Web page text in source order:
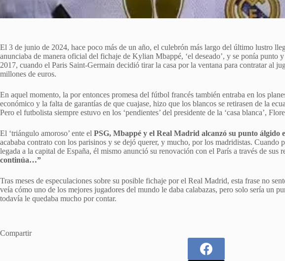
El 3 de junio de 2024, hace poco más de un año, el culebrón más largo del último lustro
anunciaba de manera oficial del fichaje de Kylian Mbappé, ‘el deseado’, y se ponía punto
2017, cuando el Paris Saint-Germain decidió tirar la casa por la ventana para contratar al
millones de euros.
En aquel momento, la por entonces promesa del fútbol francés también entraba en los
económico y la falta de garantías de que cuajase, hizo que los blancos se retirasen de la
Pero el futbolista siempre estuvo en los ‘pendientes’ del presidente de la ‘casa blanca’,
El ‘triángulo amoroso’ ente el PSG, Mbappé y el Real Madrid alcanzó su punto álgido
acababa contrato con los parisinos y se dejó querer, y mucho, por los madridistas. Cuando
legada a la capital de España, él mismo anunció su renovación con el París a través de sus
continúa…”
Tras meses de especulaciones sobre su posible fichaje por el Real Madrid, esta frase no
veía cómo uno de los mejores jugadores del mundo le daba calabazas, pero solo sería un
todavía le quedaba mucho por contar.
Compartir